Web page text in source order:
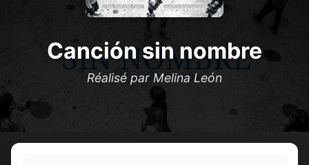
Canción sin nombre
Réalisé par Melina León